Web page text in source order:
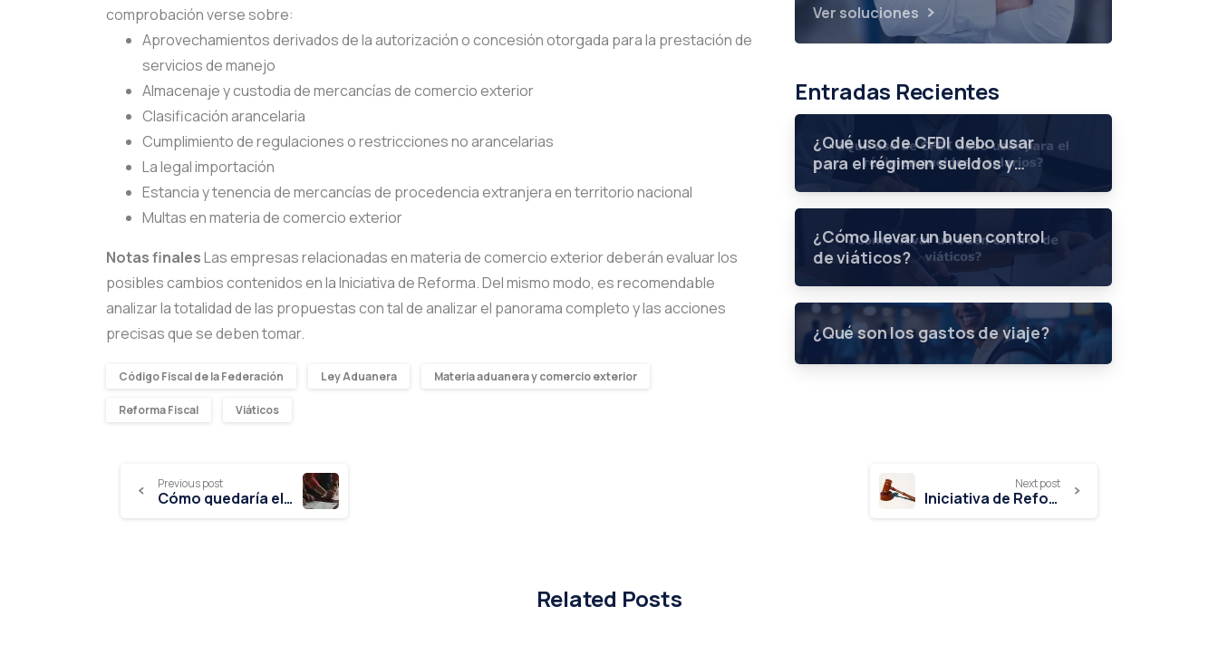
comprobación verse sobre:
Aprovechamientos derivados de la autorización o concesión otorgada para la prestación de
servicios de manejo
Almacenaje y custodia de mercancías de comercio exterior
Clasificación arancelaria
Cumplimiento de regulaciones o restricciones no arancelarias
La legal importación
Estancia y tenencia de mercancías de procedencia extranjera en territorio nacional
Multas en materia de comercio exterior
Notas finalesLas empresas relacionadas en materia de comercio exterior deberán evaluar los
posibles cambios contenidos en la Iniciativa de Reforma. Del mismo modo, es recomendable
analizar la totalidad de las propuestas con tal de analizar el panorama completo y las acciones
precisas que se deben tomar.
Código Fiscal de la Federación Ley Aduanera Materia aduanera y comercio exterior
Reforma Fiscal Viáticos
Ver soluciones
Entradas Recientes
¿Qué uso de CFDI debo usar
para el régimen sueldos y
¿Cómo llevar un buen control
de viáticos?
¿Qué son los gastos de viaje?
Previous post
Cómo quedaría el aviso de socios o accionistas al RFC en 2021
Next post
Iniciativa de Reforma Fiscal 2021
Related Posts